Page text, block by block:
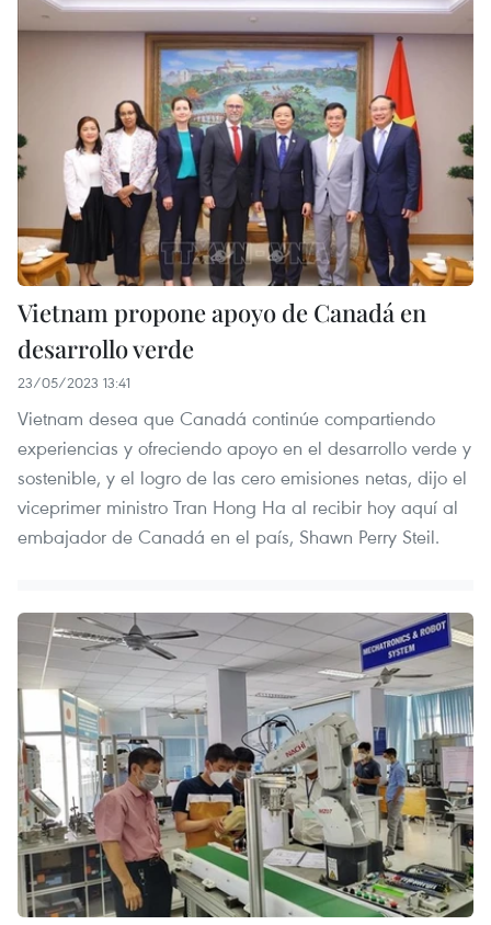
Vietnam propone apoyo de Canadá en
desarrollo verde
23/05/2023 13:41
Vietnam desea que Canadá continúe compartiendo
experiencias y ofreciendo apoyo en el desarrollo verde y
sostenible, y el logro de las cero emisiones netas, dijo el
viceprimer ministro Tran Hong Ha al recibir hoy aquí al
embajador de Canadá en el país, Shawn Perry Steil.